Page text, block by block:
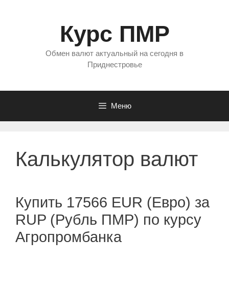
Курс ПМР
Обмен валют актуальный на сегодня в
Приднестровье
Меню
Калькулятор валют
Купить 17566 EUR (Евро) за
RUP (Рубль ПМР) по курсу
Агропромбанка